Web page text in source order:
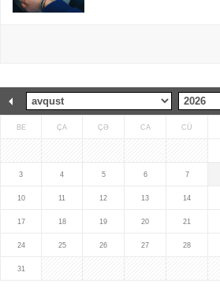
BE ÇA ÇƏ CA CÜ
3 4 5 6 7
10 11 12 13 14
17 18 19 20 21
24 25 26 27 28
31